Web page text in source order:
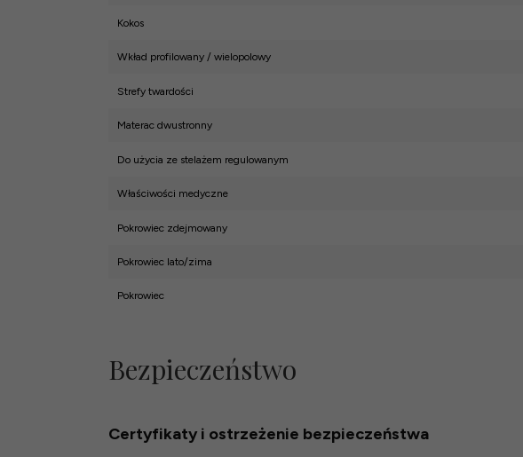
Kokos
Wkład profilowany / wielopolowy
Strefy twardości
Materac dwustronny
Do użycia ze stelażem regulowanym
Właściwości medyczne
Pokrowiec zdejmowany
Pokrowiec lato/zima
Pokrowiec
Bezpieczeństwo
Certyfikaty i ostrzeżenie bezpieczeństwa